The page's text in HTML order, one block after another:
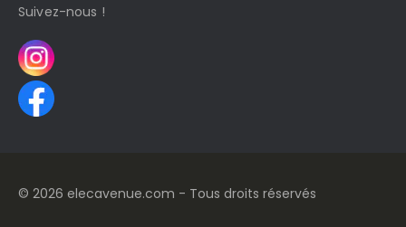
Suivez-nous !
© 2026 elecavenue.com - Tous droits réservés